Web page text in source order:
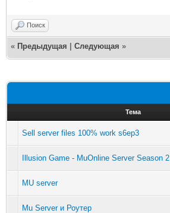
Поиск
« Предыдущая Следующая »
Тема
Sell server files 100% work s6ep3
Illusion Game - MuOnline Server Season 2
MU server
Mu Server и Роутер